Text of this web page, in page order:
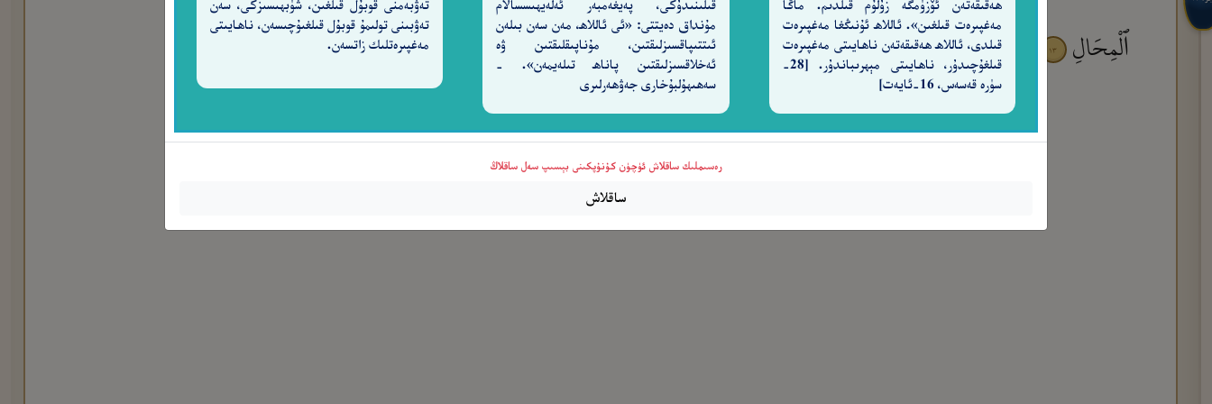
ھەقىقەتەن ئۆزۈمگە زۇلۇم قىلدىم. ماڭا
مەغپىرەت قىلغىن». ئاللاھ ئۇنىڭغا مەغپىرەت
قىلدى، ئاللاھ ھەقىقەتەن ناھايىتى مەغپىرەت
قىلغۇچىدۇر، ناھايىتى مېھرىباندۇر. [28-
سۈرە قەسەس، 16-ئايەت]
قىلىنىدۇكى، پەيغەمبەر ئەلەيھىسسالام
مۇنداق دەيتتى: «ئى ئاللاھ، مەن سەن بىلەن
ئىتتىپاقسىزلىقتىن، مۇناپىقلىقتىن ۋە
ئەخلاقسىزلىقتىن پاناھ تىلەيمەن». -
سەھىھۇلبۇخارى جەۋھەرلىرى
تەۋبەمنى قوبۇل قىلغىن، شۈبھىسىزكى، سەن
تەۋبىنى تولىمۇ قوبۇل قىلغىۇچىسەن، ناھايىتى
مەغپىرەتلىك زاتسەن.
رەسىملىك ساقلاش ئۈچۈن كۇنۇپكىنى بېسىپ سەل ساقلاڭ
ساقلاش
ٱلْمِحَالِ
١٣